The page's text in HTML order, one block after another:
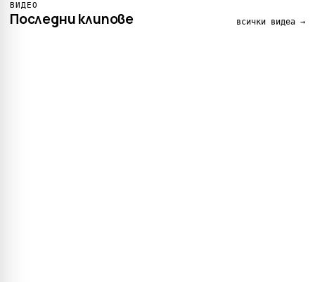
ВИДЕО
Последни клипове всички видеа →